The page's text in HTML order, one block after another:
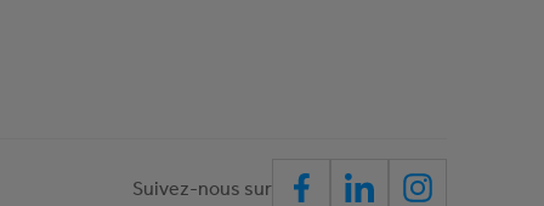
Suivez-nous sur